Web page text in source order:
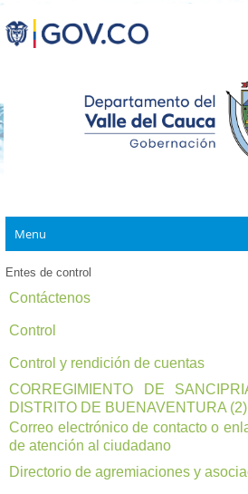
Menu
Entes de control
Contáctenos
Control
Control y rendición de cuentas
CORREGIMIENTO DE
DISTRITO DE BUENAVENTURA (2)
Correo electrónico de contacto o
de atención al ciudadano
Directorio de agremiaciones y